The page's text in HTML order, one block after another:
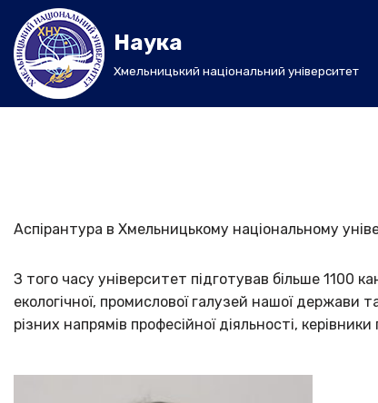
Перейти
до
вмісту
Наука
Хмельницький національний університет
Аспірантура в Хмельницькому національному
З того часу університет підготував більше 1100
екологічної, промислової галузей нашої держави
різних напрямів професійної діяльності,